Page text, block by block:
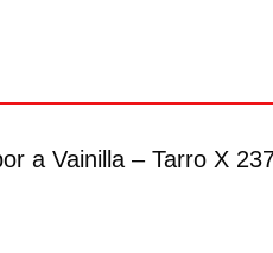
a Vainilla – Tarro X